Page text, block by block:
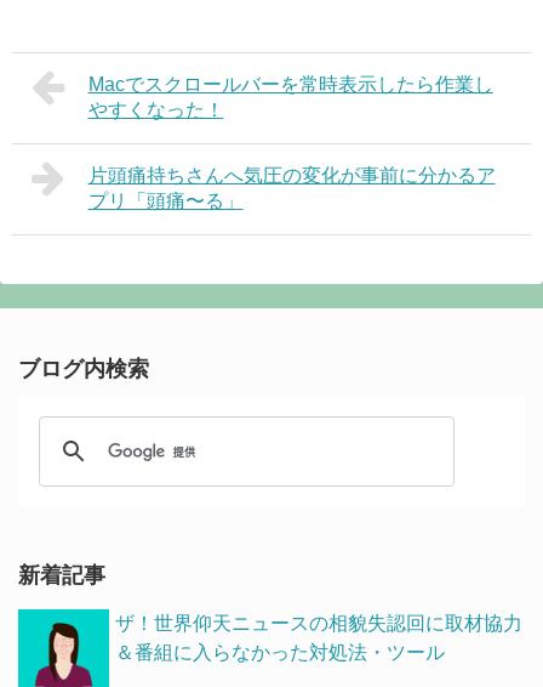
Macでスクロールバーを常時表示したら作業し
やすくなった！
片頭痛持ちさんへ気圧の変化が事前に分かるア
プリ「頭痛〜る」
ブログ内検索
新着記事
ザ！世界仰天ニュースの相貌失認回に取材協力
＆番組に入らなかった対処法・ツール